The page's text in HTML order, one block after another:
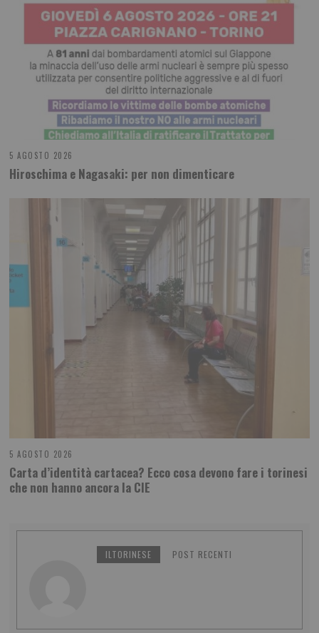
5 AGOSTO 2026
Hiroschima e Nagasaki: per non dimenticare
5 AGOSTO 2026
Carta d’identità cartacea? Ecco cosa devono fare i torinesi
che non hanno ancora la CIE
ILTORINESE POST RECENTI